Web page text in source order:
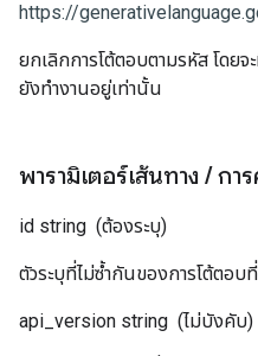
https://
ยกเลิกการโต้ตอบตามรหัส โดย
ยังทำงานอยู่เท่านั้น
พารามิเตอร์เส้นทาง /กา
id string (ต้องระบุ)
ตัวระบุที่ไม่ซ้ำกันของการโต้ตอบ
api_version string (ไม่บังคับ)